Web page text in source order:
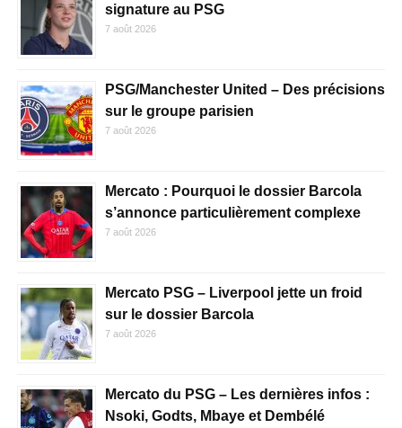
signature au PSG
7 août 2026
PSG/Manchester United – Des précisions
sur le groupe parisien
7 août 2026
Mercato : Pourquoi le dossier Barcola
s’annonce particulièrement complexe
7 août 2026
Mercato PSG – Liverpool jette un froid
sur le dossier Barcola
7 août 2026
Mercato du PSG – Les dernières infos :
Nsoki, Godts, Mbaye et Dembélé